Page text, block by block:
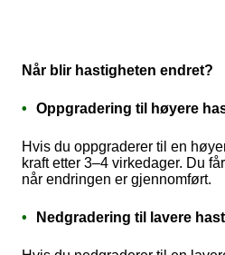
Når blir hastigheten endret?
Oppgradering til høyere
Hvis du oppgraderer til en
kraft etter 3–4 virkedager. Du
når endringen er gjennomført.
Nedgradering til lavere